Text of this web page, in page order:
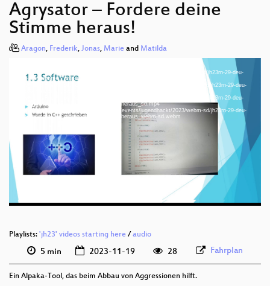
Agrysator – Fordere deine
Stimme heraus!
Aragon, Frederik, Jonas, Marie and Matilda
PlayerDownload File: https://cdn.media.ccc.de/events/jugendhackt/2023/h264-hd/jh23rn-29-deu-
Ent-Agrysator_-_Fordere_deine_Stimme_heraus_hd.mp4
Download File: https://cdn.media.ccc.de/events/jugendhackt/2023/webm-hd/jh23rn-29-deu-
Download File: https://cdn.media.ccc.de/events/jugendhackt/2023/h264-sd/jh23rn-29-deu-
Ent-Agrysator_-_Fordere_deine_Stimme_heraus_sd.mp4
Download File: https://cdn.media.ccc.de/events/jugendhackt/2023/webm-sd/jh23rn-29-deu-
Ent-Agrysator_-_Fordere_deine_Stimme_heraus_webm-sd.webmdeu 1080p (mp4)
deu 1080p (webm)
deu 576p (webm)
Playlists: 'jh23' videos starting here /audio
5 min 2023-11-19 28 Fahrplan
Ein Alpaka-Tool, das beim Abbau von Aggressionen hilft.